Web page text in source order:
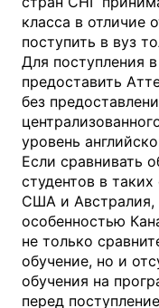
класса в отличие
поступить в вуз
Для поступления
предоставить
без
уровень
Если сравнивать
студентов в
США и Австралия,
особенностью
не только
обучение, но и
обучения на
перед